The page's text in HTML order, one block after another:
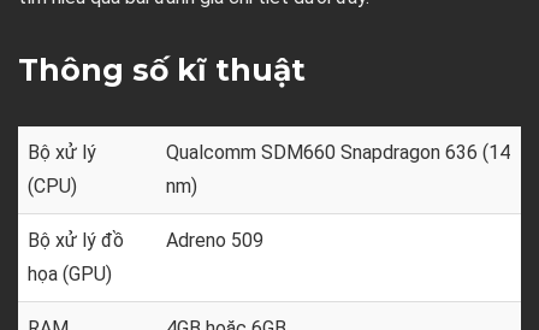
Thông số kĩ thuật
Bộ xử lý
(CPU)
Qualcomm SDM660 Snapdragon 636 (14
nm)
Bộ xử lý đồ
họa (GPU)
Adreno 509